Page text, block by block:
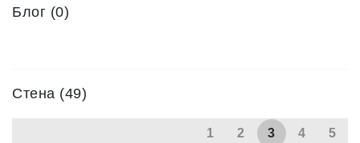
Блог (0)
Стена (49)
1 2 3 4 5